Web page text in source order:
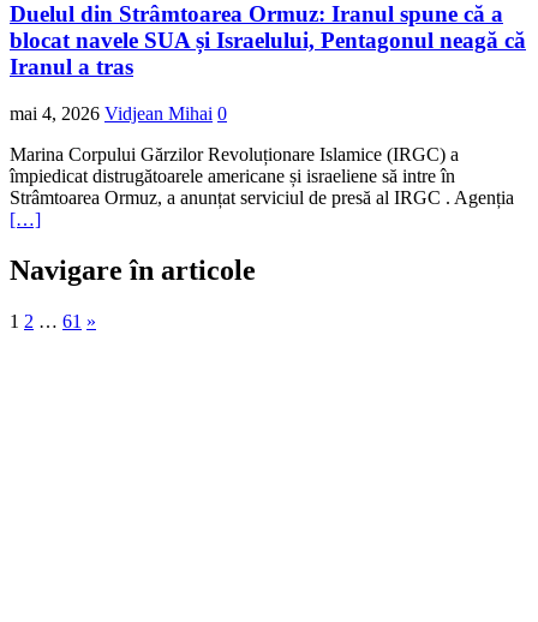
Duelul din Strâmtoarea Ormuz: Iranul spune că a
blocat navele SUA și Israelului, Pentagonul neagă că
Iranul a tras
mai 4, 2026 Vidjean Mihai 0
Marina Corpului Gărzilor Revoluționare Islamice (IRGC) a
împiedicat distrugătoarele americane și israeliene să intre în
Strâmtoarea Ormuz, a anunțat serviciul de presă al IRGC . Agenția
[…]
Navigare în articole
1 2 … 61 »